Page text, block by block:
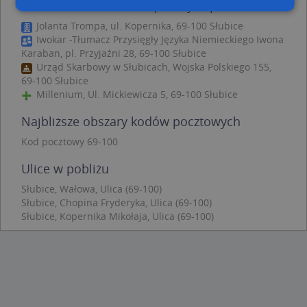
Jolanta Trompa, ul. Kopernika, 69-100 Słubice
Iwokar -Tłumacz Przysięgły Języka Niemieckiego Iwona
Karaban, pl. Przyjaźni 28, 69-100 Słubice
Urząd Skarbowy w Słubicach, Wojska Polskiego 155,
69-100 Słubice
Millenium, Ul. Mickiewicza 5, 69-100 Słubice
Najbliższe obszary kodów pocztowych
Kod pocztowy 69-100
Ulice w pobliżu
Słubice, Wałowa, Ulica (69-100)
Słubice, Chopina Fryderyka, Ulica (69-100)
Słubice, Kopernika Mikołaja, Ulica (69-100)
Niezbędne Wydajność
Targetowanie
Funkcjonalność
Niesklasyfikowane
Niezbędne pliki cookie umożliwiają korzystanie z
podstawowych funkcji strony internetowej, takich
Bez niezbędnych plików cookie nie można
prawidłowo korzystać ze strony internetowej.
APPSESSID
CookieScriptConsent
CookieScript
.targeo.pl